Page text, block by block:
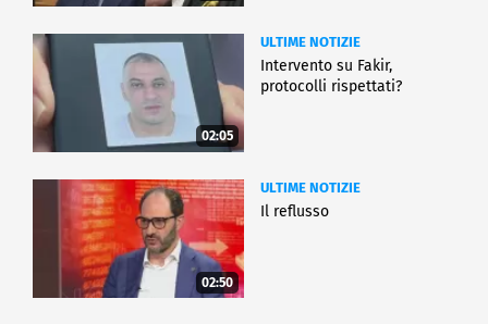
02:05
ULTIME NOTIZIE
Intervento su Fakir,
protocolli rispettati?
02:50
ULTIME NOTIZIE
Il reflusso